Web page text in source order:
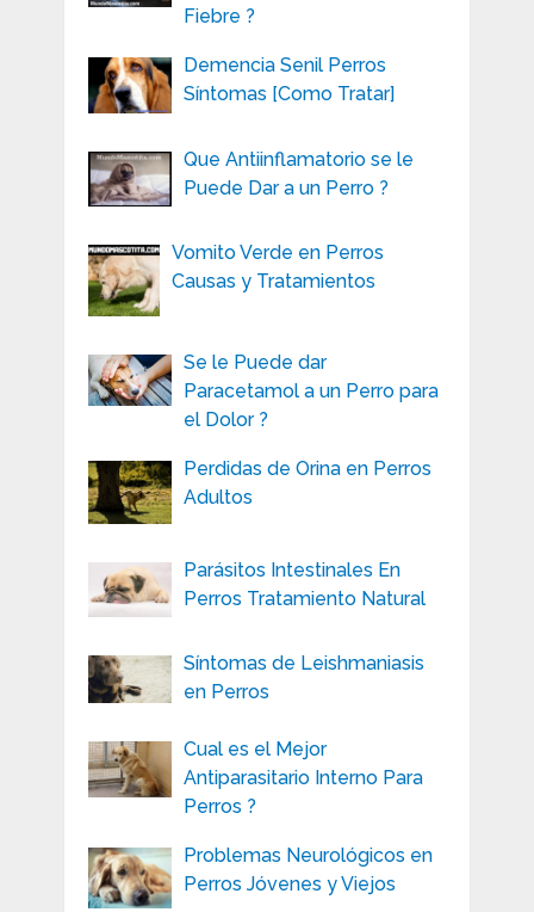
Fiebre ?
Demencia Senil Perros
Síntomas [Como Tratar]
Que Antiinflamatorio se le
Puede Dar a un Perro ?
Vomito Verde en Perros
Causas y Tratamientos
Se le Puede dar
Paracetamol a un Perro para
el Dolor ?
Perdidas de Orina en Perros
Adultos
Parásitos Intestinales En
Perros Tratamiento Natural
Síntomas de Leishmaniasis
en Perros
Cual es el Mejor
Antiparasitario Interno Para
Perros ?
Problemas Neurológicos en
Perros Jóvenes y Viejos